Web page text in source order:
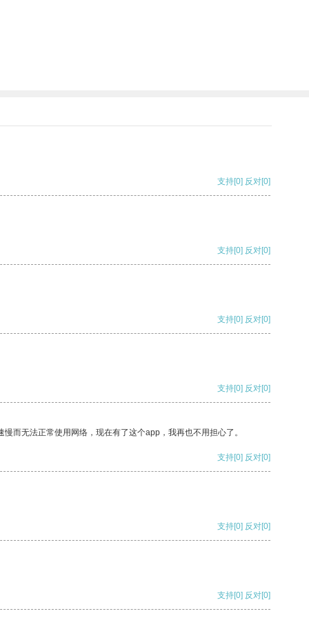
支持[0] 反对[0]
支持[0] 反对[0]
支持[0] 反对[0]
支持[0] 反对[0]
而无法正常使用网络，现在有了这个app，我再也不用担心了。
支持[0] 反对[0]
支持[0] 反对[0]
支持[0] 反对[0]